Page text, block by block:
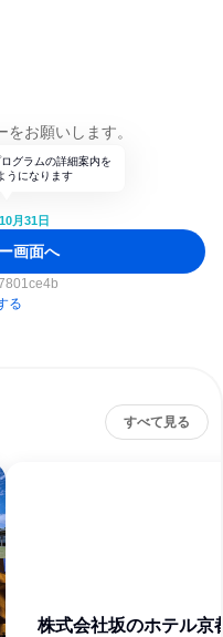
お願いします。
グラムの詳細案内を
うになります
月31日
画面へ
る
すべて見る
株式会社坂のホテル京